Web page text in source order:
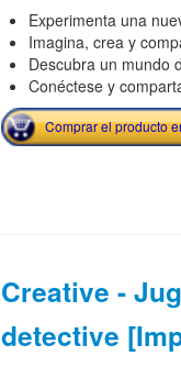
Experimenta una
Imagina, crea y
Descubra un mundo
Conéctese y
Comprar el producto
Creative -
detective